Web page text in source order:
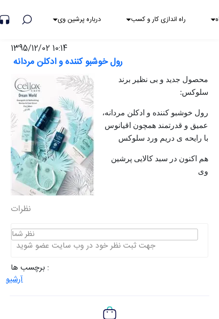
راه اندازی کار و کسب درباره پرشین وی
1395/12/02 10:14
رول خوشبو کننده و ادکلن مردانه
محصول جدید و بی نظیر برند
سلوکس:
رول خوشبو کننده و ادکلن مردانه،
عمیق و قدرتمند همچون اقیانوس
با رایحه ی دریم ورد سلوکس
هم اکنون در سبد کالایی پرشین
وی
نظرات
نظر شما
جهت ثبت نظر خود در وب سایت عضو شوید
برچسب ها :
آرشیو